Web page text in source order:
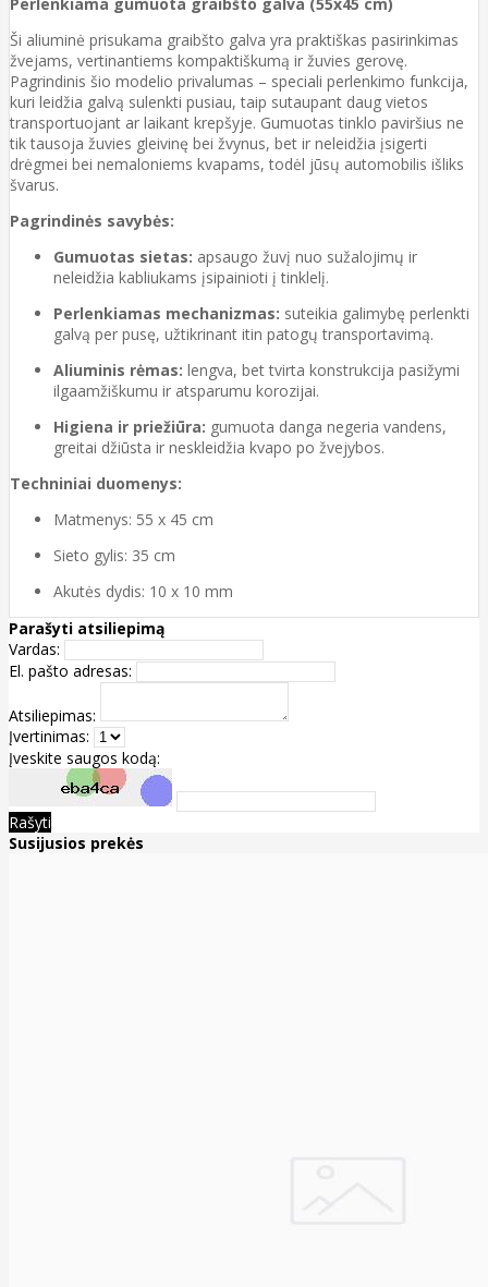
Ši aliuminė prisukama graibšto galva yra praktiškas pasirinkimas
žvejams, vertinantiems kompaktiškumą ir žuvies gerovę.
Pagrindinis šio modelio privalumas – speciali perlenkimo funkcija,
kuri leidžia galvą sulenkti pusiau, taip sutaupant daug vietos
transportuojant ar laikant krepšyje. Gumuotas tinklo paviršius ne
tik tausoja žuvies gleivinę bei žvynus, bet ir neleidžia įsigerti
drėgmei bei nemaloniems kvapams, todėl jūsų automobilis išliks
švarus.
Pagrindinės savybės:
Gumuotas sietas: apsaugo žuvį nuo sužalojimų ir
neleidžia kabliukams įsipainioti į tinklelį.
Perlenkiamas mechanizmas: suteikia galimybę perlenkti
galvą per pusę, užtikrinant itin patogų transportavimą.
Aliuminis rėmas: lengva, bet tvirta konstrukcija pasižymi
ilgaamžiškumu ir atsparumu korozijai.
Higiena ir priežiūra: gumuota danga negeria vandens,
greitai džiūsta ir neskleidžia kvapo po žvejybos.
Techniniai duomenys:
Matmenys: 55 x 45 cm
Sieto gylis: 35 cm
Akutės dydis: 10 x 10 mm
Parašyti atsiliepimą
Vardas:
El. pašto adresas:
Atsiliepimas:
Įvertinimas:
Įveskite saugos kodą:
Rašyti
Susijusios prekės